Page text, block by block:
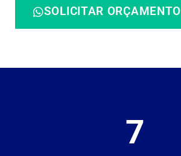
SOLICITAR ORÇAMENTO
7